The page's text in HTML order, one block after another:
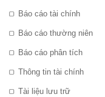
Báo cáo tài chính
Báo cáo thường niên
Báo cáo phân tích
Thông tin tài chính
Tài liệu lưu trữ